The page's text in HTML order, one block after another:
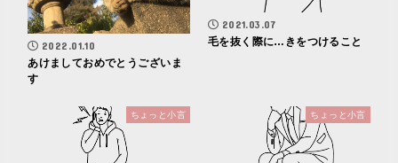
2022.01.10
あけましておめでとうございま
す
2021.03.07
毛を抜く際に…きをつけること
ちょっと小言 ちょっと小言